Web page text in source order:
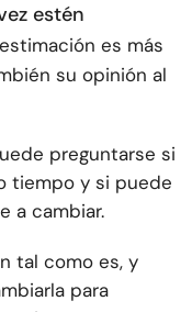
estén
es más
su opinión al
preguntarse si
tiempo y si puede
a cambiar.
tal como es, y
para